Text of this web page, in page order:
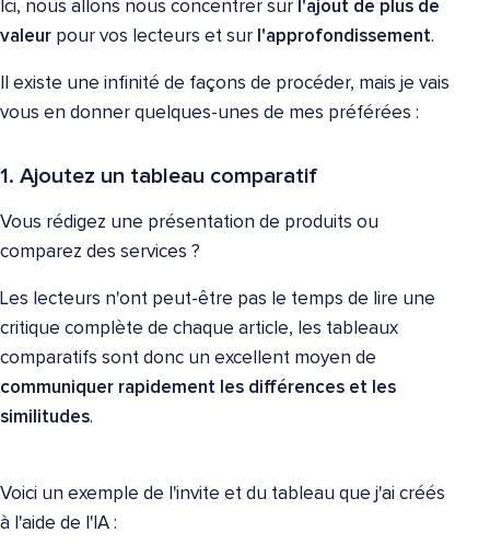
Ici, nous allons nous concentrer sur l'ajout de plus de
valeur pour vos lecteurs et sur l'approfondissement.
Il existe une infinité de façons de procéder, mais je vais
vous en donner quelques-unes de mes préférées :
1. Ajoutez un tableau comparatif
Vous rédigez une présentation de produits ou
comparez des services ?
Les lecteurs n'ont peut-être pas le temps de lire une
critique complète de chaque article, les tableaux
comparatifs sont donc un excellent moyen de
communiquer rapidement les différences et les
similitudes.
Voici un exemple de l'invite et du tableau que j'ai créés
à l'aide de l'IA :